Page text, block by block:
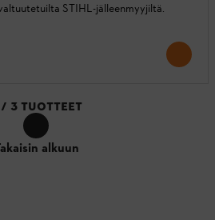
STIHL-jälleenmyyjiltä.
/ 3 TUOTTEET
alkuun